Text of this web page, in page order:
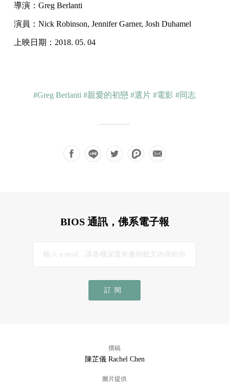
導演：Greg Berlanti
演員：Nick Robinson, Jennifer Garner, Josh Duhamel
上映日期：2018. 05. 04
#Greg Berlanti #親愛的初戀 #選片 #電影 #同志
BIOS 通訊，佛系電子報
訂閱
撰稿
陳芷儀 Rachel Chen
圖片提供